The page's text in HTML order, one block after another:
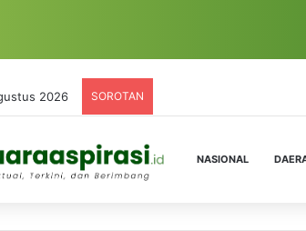
2026 SOROTAN
NASIONAL